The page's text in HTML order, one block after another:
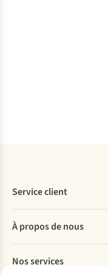
Service client
Commander
Payer
Livraison
À propos de nous
Explore More
Nos services